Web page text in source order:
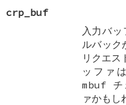
crp_buf
入力バ
ルバック
リクエス
ッファ
mbuf チ
ァかもし